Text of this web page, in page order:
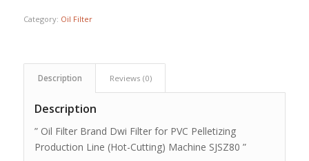
Category: Oil Filter
Description Reviews (0)
Description
” Oil Filter Brand Dwi Filter for PVC Pelletizing
Production Line (Hot-Cutting) Machine SJSZ80 ”